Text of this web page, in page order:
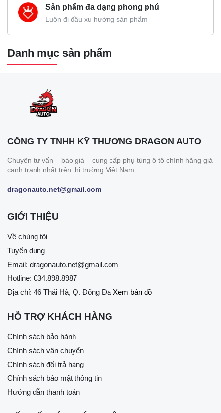
Sản phẩm đa dạng phong phú
Luôn đi đầu xu hướng sản phẩm
Danh mục sản phẩm
CÔNG TY TNHH KỸ THƯƠNG DRAGON AUTO
Chuyên tư vấn – báo giá – cung cấp phụ tùng ô tô chính hãng giá
cạnh tranh nhất trên thị trường Việt Nam.
dragonauto.net@gmail.com
GIỚI THIỆU
Về chúng tôi
Tuyển dụng
Email: dragonauto.net@gmail.com
Hotline: 034.898.8987
Địa chỉ: 46 Thái Hà, Q. Đống Đa Xem bản đồ
HỖ TRỢ KHÁCH HÀNG
Chính sách bảo hành
Chính sách vận chuyển
Chính sách đổi trả hàng
Chính sách bảo mật thông tin
Hướng dẫn thanh toán